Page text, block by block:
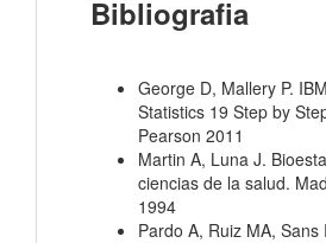
Bibliografia
George D, Mallery P.
Statistics 19 Step by
Pearson 2011
Martin A, Luna J.
ciencias de la salud.
1994
Pardo A, Ruiz MA, Sans